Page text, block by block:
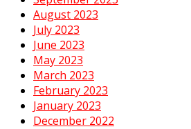
August 2023
July 2023
June 2023
May 2023
March 2023
February 2023
January 2023
December 2022